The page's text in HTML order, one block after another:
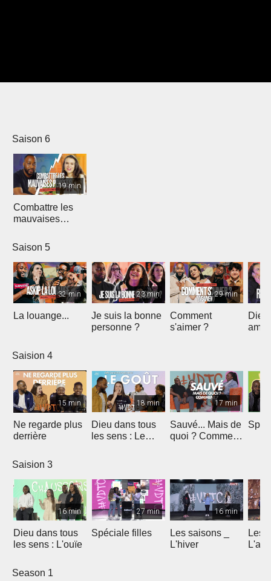
Saison 6
19 min
Combattre les
mauvaises
Saison 5
32 min
La louange...
23 min
Je suis la bonne
personne ?
29 min
Comment
s'aimer ?
Dieu
ami ?
Saision 4
15 min
Ne regarde plus
derrière
18 min
Dieu dans tous
les sens : Le
17 min
Sauvé... Mais de
quoi ? Comment
Saision 3
16 min
Dieu dans tous
les sens : L'ouïe
27 min
Spéciale filles
16 min
Les saisons _
L'hiver
Les
Season 1